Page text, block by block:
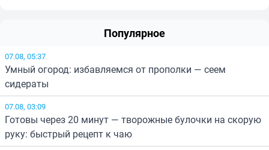
Популярное
07.08, 05:37
Умный огород: избавляемся от прополки — сеем
сидераты
07.08, 03:09
Готовы через 20 минут — творожные булочки на скорую
руку: быстрый рецепт к чаю